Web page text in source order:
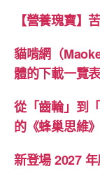
【營養瑰寶】
貓啃網（
體的下載一覽
從「齒輪」到
的《蜂巢思維
新登場 2027